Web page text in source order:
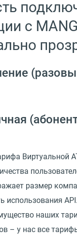
с
Виртуальной
размер
использования API.
наших
– у нас все